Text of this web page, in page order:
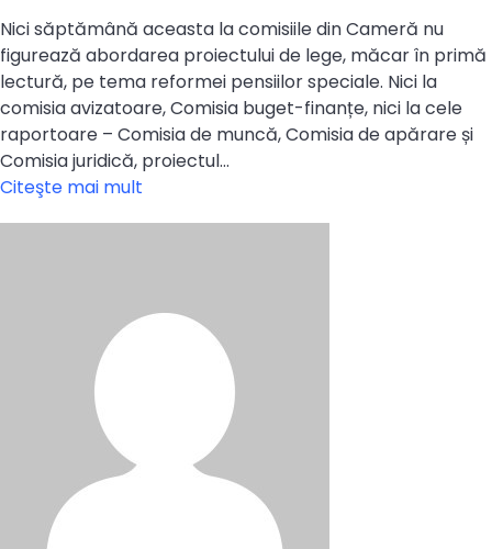
Nici săptămână aceasta la comisiile din Cameră nu
figurează abordarea proiectului de lege, măcar în primă
lectură, pe tema reformei pensiilor speciale. Nici la
comisia avizatoare, Comisia buget-finanțe, nici la cele
raportoare – Comisia de muncă, Comisia de apărare și
Comisia juridică, proiectul…
Citeşte mai mult